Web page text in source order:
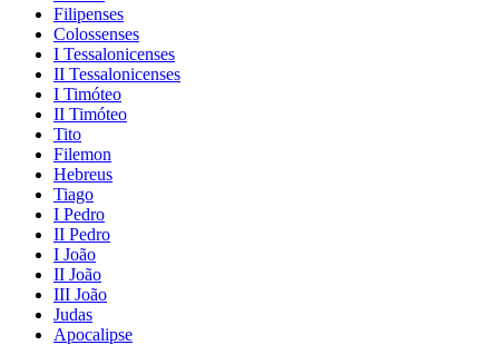
Filipenses
Colossenses
I Tessalonicenses
II Tessalonicenses
I Timóteo
II Timóteo
Tito
Filemon
Hebreus
Tiago
I Pedro
II Pedro
I João
II João
III João
Judas
Apocalipse